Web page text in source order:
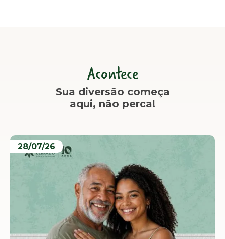
Acontece
Sua diversão começa
aqui, não perca!
28/07/26